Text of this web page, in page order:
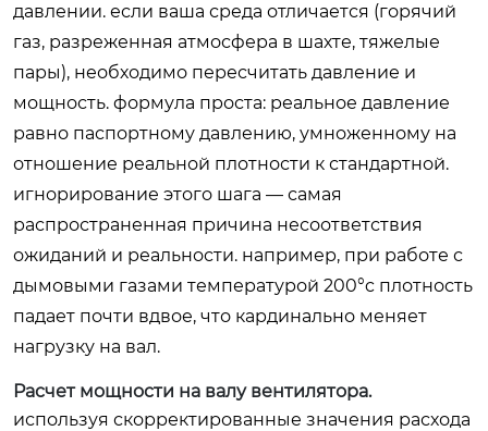
давлении. если ваша среда отличается (горячий
газ, разреженная атмосфера в шахте, тяжелые
пары), необходимо пересчитать давление и
мощность. формула проста: реальное давление
равно паспортному давлению, умноженному на
отношение реальной плотности к стандартной.
игнорирование этого шага — самая
распространенная причина несоответствия
ожиданий и реальности. например, при работе с
дымовыми газами температурой 200°c плотность
падает почти вдвое, что кардинально меняет
нагрузку на вал.
Расчет мощности на валу вентилятора.
используя скорректированные значения расхода